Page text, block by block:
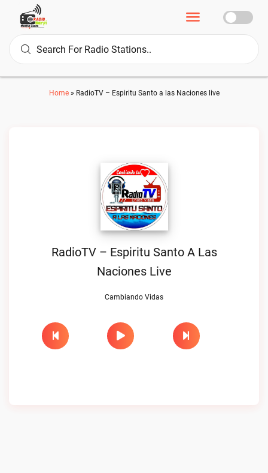
Home» RadioTV – Espiritu Santo a las Naciones live
RadioTV – Espiritu Santo A Las
Naciones Live
Cambiando Vidas